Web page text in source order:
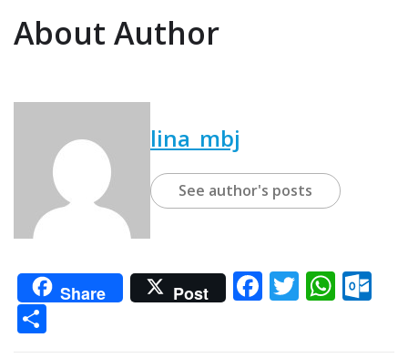
About Author
lina_mbj
See author's posts
Share Post F T W